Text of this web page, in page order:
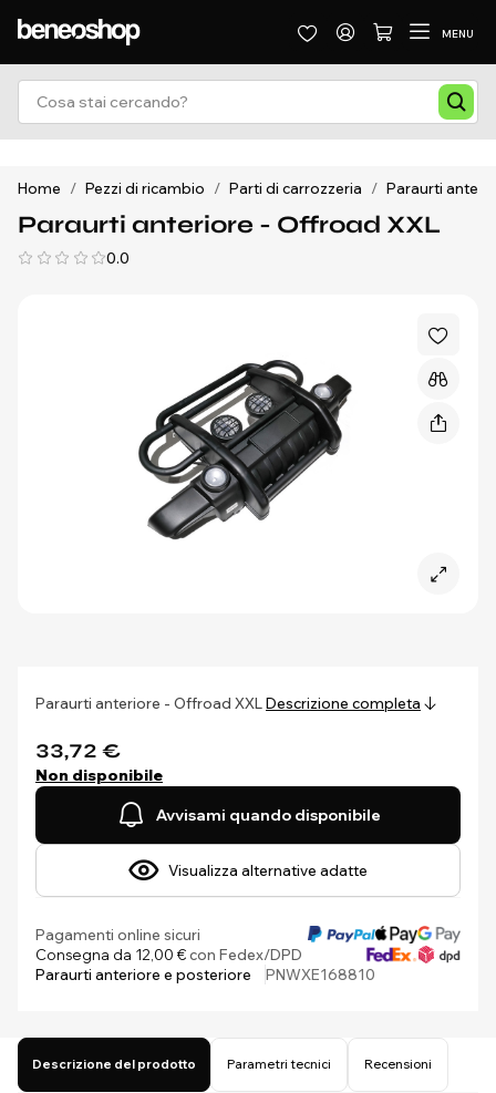
MENU
Home / Pezzi di ricambio / Parti di carrozzeria / Paraurti
Paraurti anteriore - Offroad XXL
0.0
Paraurti anteriore - Offroad XXL Descrizione completa
33,72 €
Non disponibile
Avvisami quando disponibile
Visualizza alternative adatte
Pagamenti online sicuri
Consegna da 12,00 €con Fedex/DPD
Paraurti anteriore e posteriore
PNWXE168810
Descrizione del prodotto Parametri tecnici Recensioni